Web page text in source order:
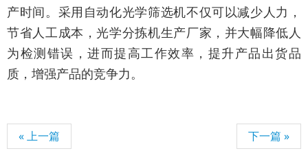
产时间。采用自动化光学筛选机不仅可以减少人力，
节省人工成本，光学分拣机生产厂家，并大幅降低人
为检测错误，进而提高工作效率，提升产品出货品
质，增强产品的竞争力。
« 上一篇 下一篇 »